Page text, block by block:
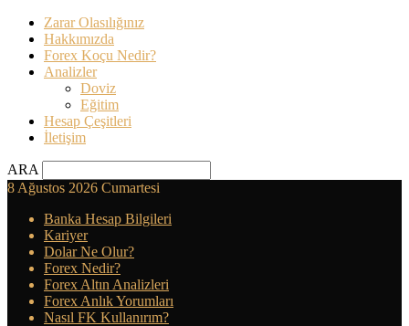
Zarar Olasılığınız
Hakkımızda
Forex Koçu Nedir?
Analizler
Doviz
Eğitim
Hesap Çeşitleri
İletişim
ARA
8 Ağustos 2026 Cumartesi
Banka Hesap Bilgileri
Kariyer
Dolar Ne Olur?
Forex Nedir?
Forex Altın Analizleri
Forex Anlık Yorumları
Nasıl FK Kullanırım?